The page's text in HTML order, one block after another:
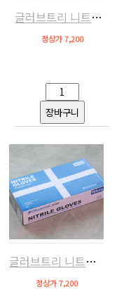
글러브트리 니트릴장갑100매(S,화이트)
정상가 7,200
글러브트리 니트릴장갑100매(M,화이트)
정상가 7,200